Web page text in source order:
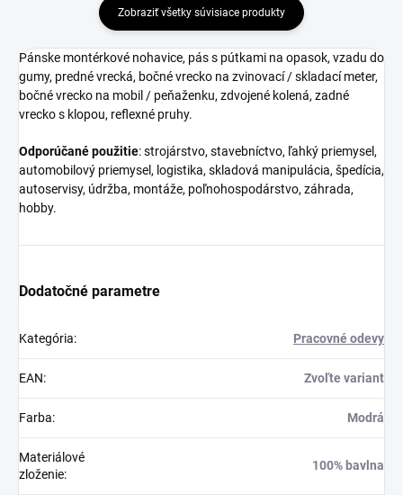
Zobraziť všetky súvisiace produkty
Pánske montérkové nohavice, pás s pútkami na opasok, vzadu do
gumy, predné vrecká, bočné vrecko na zvinovací / skladací meter,
bočné vrecko na mobil / peňaženku, zdvojené kolená, zadné
vrecko s klopou, reflexné pruhy.
Odporúčané použitie: strojárstvo, stavebníctvo, ľahký priemysel,
automobilový priemysel, logistika, skladová manipulácia, špedícia,
autoservisy, údržba, montáže, poľnohospodárstvo, záhrada,
hobby.
Dodatočné parametre
Kategória: Pracovné odevy
EAN: Zvoľte variant
Farba: Modrá
Materiálové
zloženie:
100% bavlna